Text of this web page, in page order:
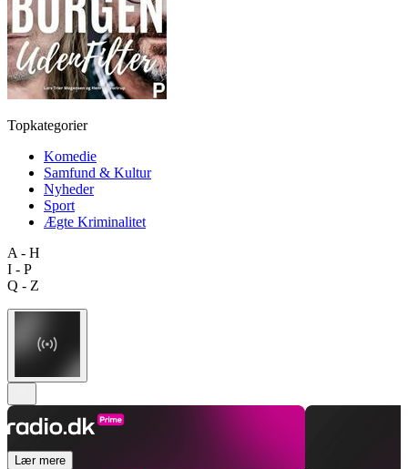
Topkategorier
Komedie
Samfund & Kultur
Nyheder
Sport
Ægte Kriminalitet
A - H
I - P
Q - Z
Lær mere